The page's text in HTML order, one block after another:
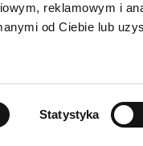
reklamowym i
od Ciebie lub
Statystyka